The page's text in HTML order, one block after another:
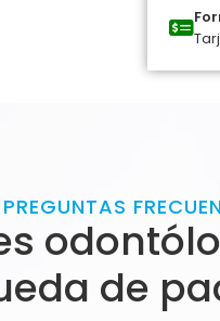
PREGUNTAS
de